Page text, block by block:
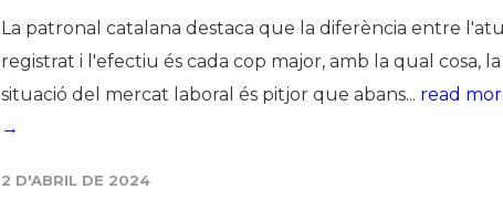
Econòmics i Socials
Organitzacions
La patronal catalana destaca que la diferència entre
registrat i l'efectiu és cada cop major, amb la qual cosa, la
situació del mercat laboral és pitjor que abans... read
→
2 D'ABRIL DE 2024